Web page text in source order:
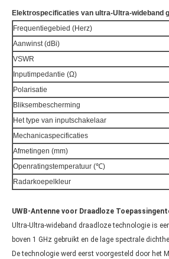
Elektrospecificaties van ultra-Ultra-wideband
Frequentiegebied (Herz)
Aanwinst (dBi)
VSWR
Inputimpedantie (Ω)
Polarisatie
Bliksembescherming
Het type van inputschakelaar
Mechanicaspecificaties
Afmetingen (mm)
Openratingstemperatuur (℃)
Radarkoepelkleur
UWB-Antenne voor Draadloze
Ultra-Ultra-wideband draadloze technologie is
boven 1 GHz gebruikt en de lage spectrale
De technologie werd eerst voorgesteld door het